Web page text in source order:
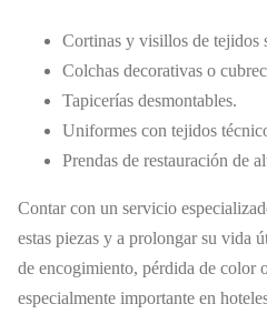
Cortinas y visillos de tejidos
Colchas decorativas o
Tapicerías desmontables.
Uniformes con tejidos
Prendas de restauración de
Contar con un servicio
estas piezas y a prolongar su vida
de encogimiento, pérdida de color
especialmente importante en